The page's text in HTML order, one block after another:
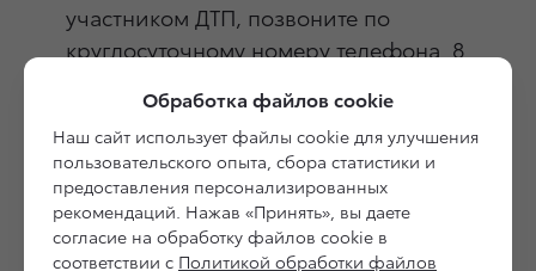
участником ДТП, позвоните по
круглосуточному номеру телефона 8
Оператор уточнит детали
происшествия, проинформирует о
порядке дальнейших действий,
поможет решить организационные
вопросы (включая эвакуацию
Обработка файлов cookie
Наш сайт использует файлы cookie для улучшения
пользовательского опыта, сбора статистики и
предоставления персонализированных
рекомендаций. Нажав «Принять», вы даете
согласие на обработку файлов cookie в
соответствии с Политикой обработки файлов